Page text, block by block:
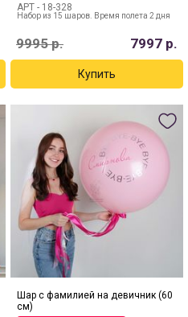
АРТ - 18-328
Набор из 15 шаров. Время полета 2 дня
9995р. 7997 р.
Шар с фамилией на девичник (60
см)